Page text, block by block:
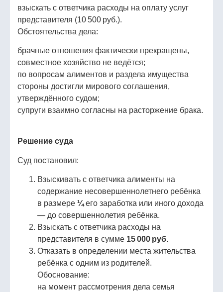
взыскать с ответчика расходы на оплату услуг
представителя (10 500 руб.).
Обстоятельства дела:
брачные отношения фактически прекращены,
совместное хозяйство не ведётся;
по вопросам алиментов и раздела имущества
стороны достигли мирового соглашения,
утверждённого судом;
супруги взаимно согласны на расторжение брака.
Решение суда
Суд постановил:
Взыскивать с ответчика алименты на
содержание несовершеннолетнего ребёнка
в размере ¼его заработка или иного дохода
— до совершеннолетия ребёнка.
Взыскать с ответчика расходы на
представителя в сумме 15 000 руб.
Отказать в определении места жительства
ребёнка с одним из родителей.
Обоснование:
на момент рассмотрения дела семья